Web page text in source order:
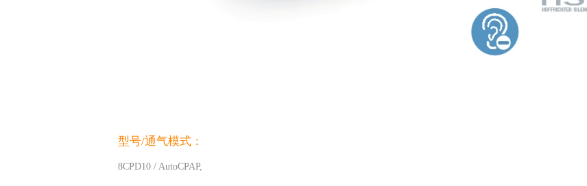
型号/通气模式：
8CPD10 / AutoCPAP,